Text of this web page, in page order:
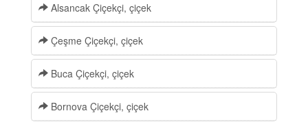
Alsancak Çiçekçi, çiçek
Çeşme Çiçekçi, çiçek
Buca Çiçekçi, çiçek
Bornova Çiçekçi, çiçek